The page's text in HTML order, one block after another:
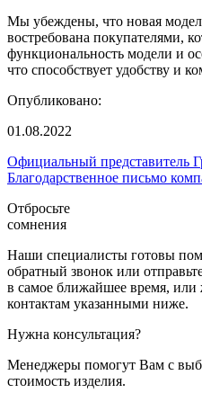
Мы убеждены, что новая
востребована покупателями,
функциональность модели и
что способствует удобству и
Опубликовано:
01.08.2022
Официальный
Благодарственное письмо
Отбросьте
сомнения
Наши специалисты готовы
обратный звонок или
в самое ближайшее время, или
контактам указанными ниже.
Нужна консультация?
Менеджеры помогут Вам с
стоимость изделия.